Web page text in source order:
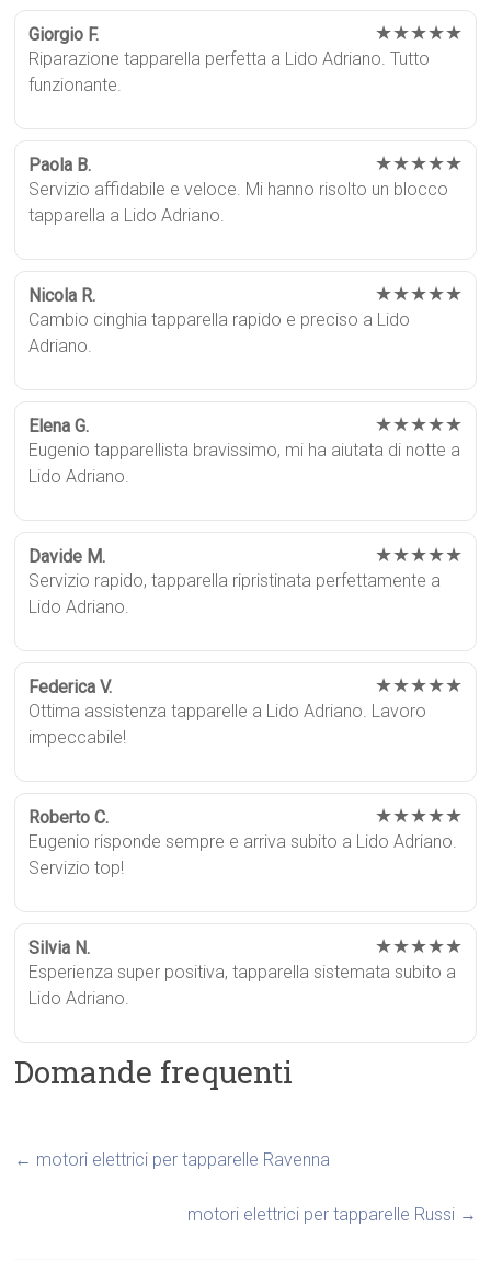
Giorgio F. ★★★★★
Riparazione tapparella perfetta a Lido Adriano. Tutto
funzionante.
Paola B. ★★★★★
Servizio affidabile e veloce. Mi hanno risolto un blocco
tapparella a Lido Adriano.
Nicola R. ★★★★★
Cambio cinghia tapparella rapido e preciso a Lido
Adriano.
Elena G. ★★★★★
Eugenio tapparellista bravissimo, mi ha aiutata di notte a
Lido Adriano.
Davide M. ★★★★★
Servizio rapido, tapparella ripristinata perfettamente a
Lido Adriano.
Federica V. ★★★★★
Ottima assistenza tapparelle a Lido Adriano. Lavoro
impeccabile!
Roberto C. ★★★★★
Eugenio risponde sempre e arriva subito a Lido Adriano.
Servizio top!
Silvia N. ★★★★★
Esperienza super positiva, tapparella sistemata subito a
Lido Adriano.
Domande frequenti
← motori elettrici per tapparelle Ravenna
motori elettrici per tapparelle Russi →